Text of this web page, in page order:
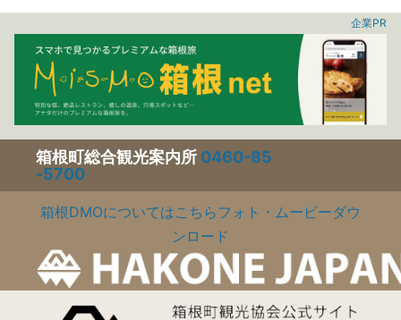
企業PR
箱根町総合観光案内所 0460-85
-5700
箱根DMOについてはこちらフォト・ムービーダウ
ンロード